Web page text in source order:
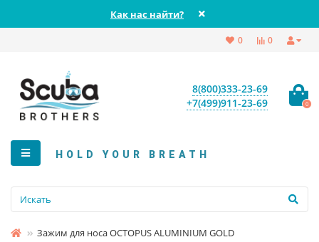
Как нас найти?
0
0
8(800)333-23-69
+7(499)911-23-69
0
HOLD YOUR BREATH
Зажим для носа OCTOPUS ALUMINIUM GOLD